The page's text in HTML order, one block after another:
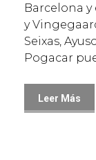
Barcelona
y
Seixas,
Pogacar
Leer Más